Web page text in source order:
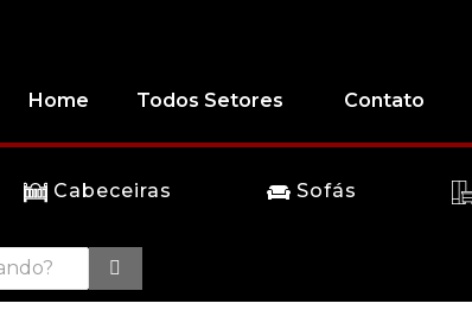
Home Todos Setores Contato
Cabeceiras Sofás